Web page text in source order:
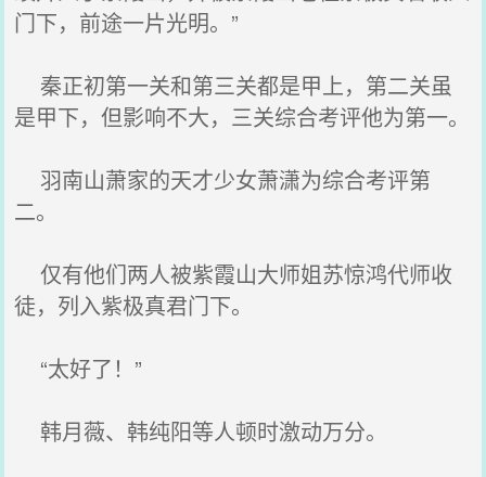
门下，前途一片光明。”
秦正初第一关和第三关都是甲上，第二关虽
是甲下，但影响不大，三关综合考评他为第一。
羽南山萧家的天才少女萧潇为综合考评第
二。
仅有他们两人被紫霞山大师姐苏惊鸿代师收
徒，列入紫极真君门下。
“太好了！”
韩月薇、韩纯阳等人顿时激动万分。